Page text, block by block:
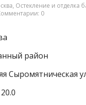
, Остекление и отделка
0
район
Сыромятническая